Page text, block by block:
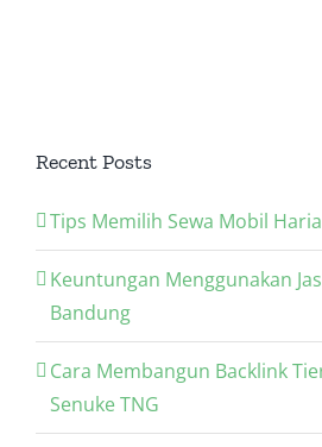
Recent Posts
Tips Memilih Sewa Mobil
Keuntungan Menggunakan
Bandung
Cara Membangun Backlink
Senuke TNG